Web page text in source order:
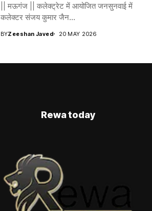
|| मऊगंज || कलेक्ट्रेट में आयोजित जनसुनवाई में
कलेक्टर संजय कुमार जैन...
BYZeeshan Javed 20 MAY 2026
Rewa today